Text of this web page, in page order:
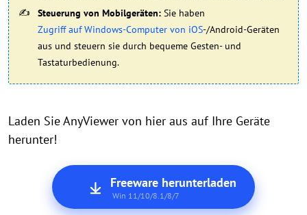
Steuerung von Mobilgeräten: Sie haben
Zugriff auf Windows-Computer von iOS-/Android-Geräten
aus und steuern sie durch bequeme Gesten- und
Tastaturbedienung.
Laden Sie AnyViewer von hier aus auf Ihre Geräte
herunter!
Freeware herunterladen
Win 11/10/8.1/8/7